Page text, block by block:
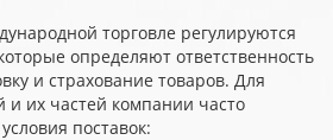
торговле регулируются
определяют ответственность
и страхование товаров. Для
и их частей компании часто
поставок: